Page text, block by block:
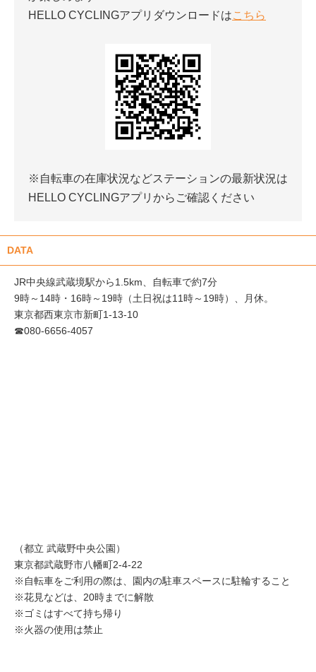
HELLO CYCLINGアプリダウンロードはこちら
※自転車の在庫状況などステーションの最新状況は
HELLO CYCLINGアプリからご確認ください
DATA
JR中央線武蔵境駅から1.5km、自転車で約7分
9時～14時・16時～19時（土日祝は11時～19時）、月休。
東京都西東京市新町1-13-10
☎080-6656-4057
（都立 武蔵野中央公園）
東京都武蔵野市八幡町2-4-22
※自転車をご利用の際は、園内の駐車スペースに駐輪すること
※花見などは、20時までに解散
※ゴミはすべて持ち帰り
※火器の使用は禁止